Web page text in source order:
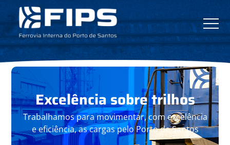
Excelênciasobre trilhos
Trabalhamos para movimentar, comexcelência
e eficiência, as cargas peloPorto de Santos